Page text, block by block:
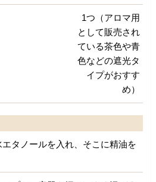
1つ（アロマ用
として販売され
ている茶色や青
色などの遮光タ
イプがおすす
め）
タノールを入れ、そこに精油を